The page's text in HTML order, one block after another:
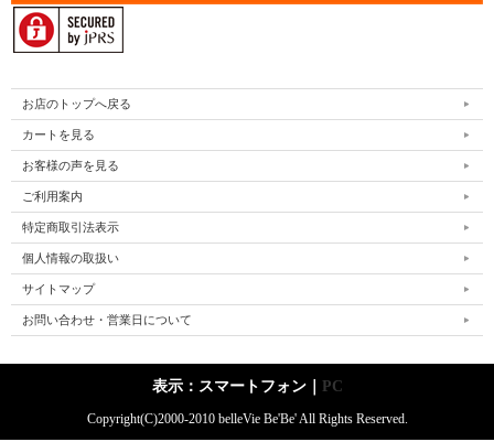
お店のトップへ戻る
カートを見る
お客様の声を見る
ご利用案内
特定商取引法表示
個人情報の取扱い
サイトマップ
お問い合わせ・営業日について
表示：スマートフォン｜ PC
Copyright(C)2000-2010 belleVie Be'Be' All Rights Reserved.